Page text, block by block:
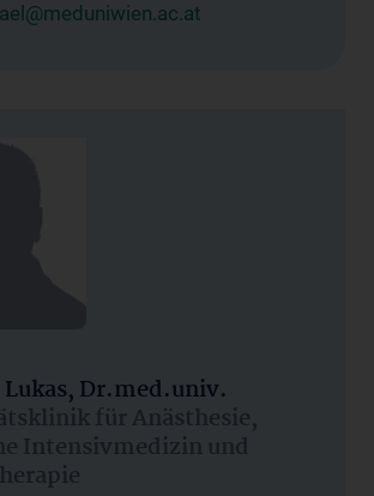
Dr.med.univ.
für Anästhesie,
Intensivmedizin und